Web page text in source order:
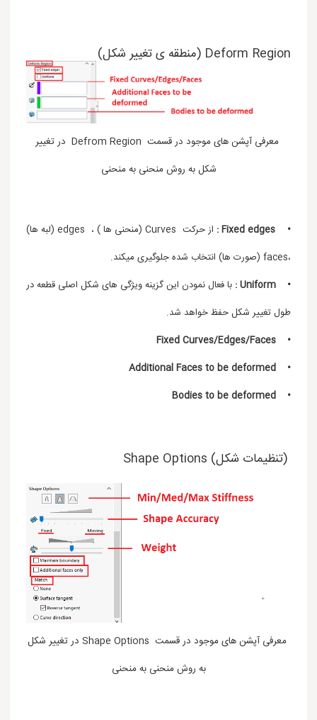
Deform Region (منطقه ی تغییر شکل)
معرفی آپشن های موجود در قسمت Defrom Region در تغییر
شکل به روش منحنی به منحنی
• Fixed edges :
از حرکت Curves (منحنی ها ) ، edges (لبه ها)
،faces (صورت ها) انتخاب شده جلوگیری میکند.
• Uniform :
با فعال نمودن این گزینه ویژگی های شکل اصلی قطعه در
طول تغییر شکل حفظ خواهد شد.
•
Fixed Curves/Edges/Faces
• Additional Faces to be deformed
• Bodies to be deformed
(تنظیمات شکل) Shape Options
معرفی آپشن های موجود در قسمت Shape Options در تغییر شکل
به روش منحنی به منحنی